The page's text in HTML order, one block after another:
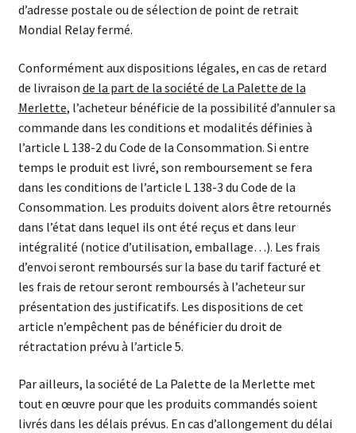
d’adresse postale ou de sélection de point de retrait
Mondial Relay fermé.
Conformément aux dispositions légales, en cas de retard
de livraison de la part de la société de La Palette de la
Merlette, l’acheteur bénéficie de la possibilité d’annuler sa
commande dans les conditions et modalités définies à
l’article L 138-2 du Code de la Consommation. Si entre
temps le produit est livré, son remboursement se fera
dans les conditions de l’article L 138-3 du Code de la
Consommation. Les produits doivent alors être retournés
dans l’état dans lequel ils ont été reçus et dans leur
intégralité (notice d’utilisation, emballage…). Les frais
d’envoi seront remboursés sur la base du tarif facturé et
les frais de retour seront remboursés à l’acheteur sur
présentation des justificatifs. Les dispositions de cet
article n’empêchent pas de bénéficier du droit de
rétractation prévu à l’article 5.
Par ailleurs, la société de La Palette de la Merlette met
tout en œuvre pour que les produits commandés soient
livrés dans les délais prévus. En cas d’allongement du délai